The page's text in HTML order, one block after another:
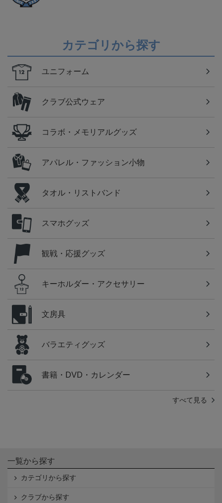
カテゴリから探す
ユニフォーム
クラブ公式ウェア
コラボ・メモリアルグッズ
アパレル・ファッション小物
タオル・リストバンド
スマホグッズ
観戦・応援グッズ
キーホルダー・アクセサリー
文房具
バラエティグッズ
書籍・DVD・カレンダー
すべて見る
一覧から探す
カテゴリから探す
クラブから探す